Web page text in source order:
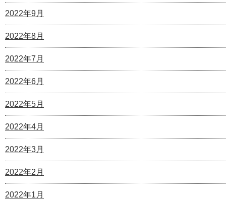
2022年9月
2022年8月
2022年7月
2022年6月
2022年5月
2022年4月
2022年3月
2022年2月
2022年1月